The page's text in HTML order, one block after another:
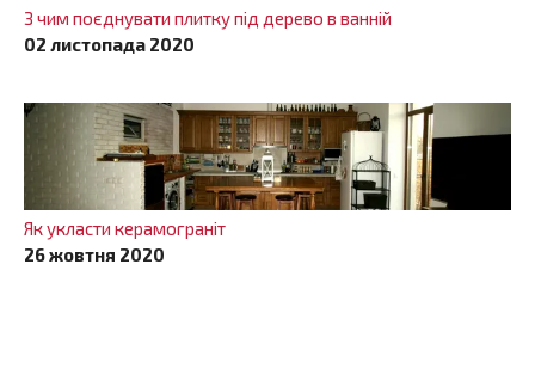
З чим поєднувати плитку під дерево в ванній
02 листопада 2020
Як укласти керамограніт
26 жовтня 2020